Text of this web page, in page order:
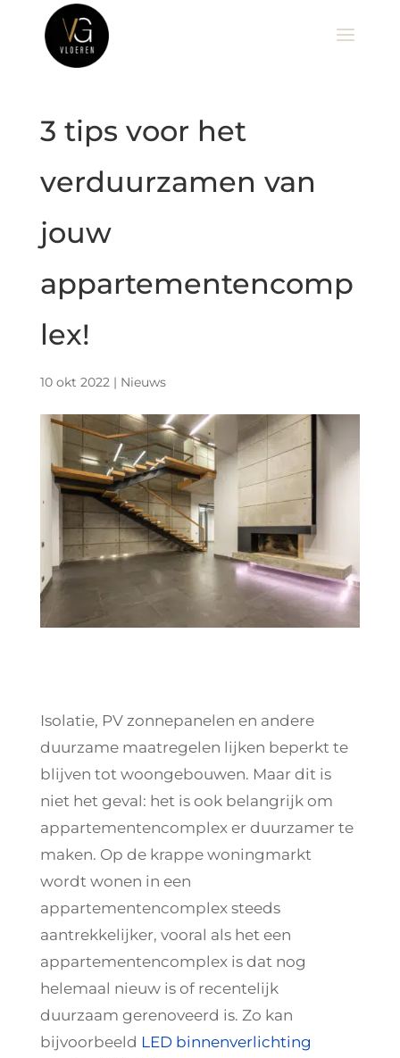
3 tips voor het
verduurzamen van
jouw
appartementencomp
lex!
10 okt 2022| Nieuws
Isolatie, PV zonnepanelen en andere
duurzame maatregelen lijken beperkt te
blijven tot woongebouwen. Maar dit is
niet het geval: het is ook belangrijk om
appartementencomplex er duurzamer te
maken. Op de krappe woningmarkt
wordt wonen in een
appartementencomplex steeds
aantrekkelijker, vooral als het een
appartementencomplex is dat nog
helemaal nieuw is of recentelijk
duurzaam gerenoveerd is. Zo kan
bijvoorbeeld LED binnenverlichting